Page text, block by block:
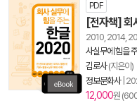
PDF
[전자책] 회
2010, 2014,
사실무에 힘을
김로사(지은이)
정보문화사|
12,000원